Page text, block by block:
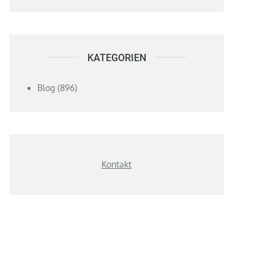
KATEGORIEN
Blog (896)
Kontakt